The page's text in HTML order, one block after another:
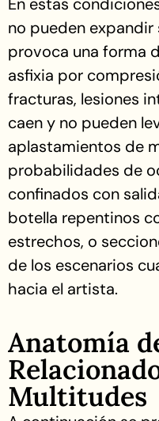
En estas
no pueden expandir
provoca una forma
asfixia por
fracturas, lesiones
caen y no pueden
aplastamientos de
probabilidades de
confinados con
botella repentinos
estrechos, o
de los escenarios
hacia el artista.
Anatomía
Multitudes